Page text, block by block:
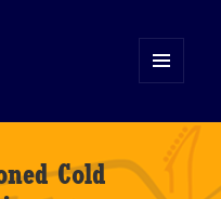
WIDGETS
Cold